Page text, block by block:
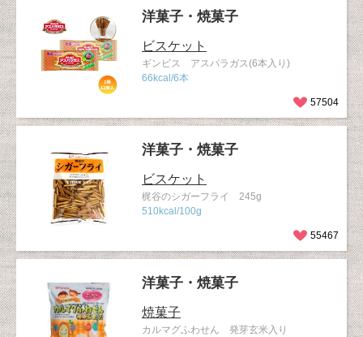
洋菓子・焼菓子
ビスケット
ギンビス アスパラガス(6本入り)
66kcal/6本
57504
洋菓子・焼菓子
ビスケット
梶谷のシガーフライ 245g
510kcal/100g
55467
洋菓子・焼菓子
焼菓子
カルマグふわせん 発芽玄米入り